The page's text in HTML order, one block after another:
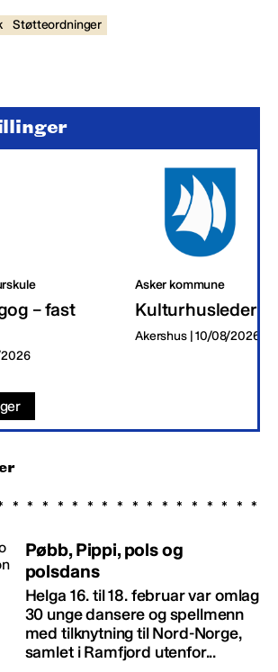
Støtteordninger
– fast
Asker kommune
Kulturhusleder
Akershus | 10/08/2026
Pøbb, Pippi, pols og
polsdans
Helga 16. til 18. februar var omlag
30 unge dansere og spellmenn
med tilknytning til Nord-Norge,
samlet i Ramfjord utenfor...